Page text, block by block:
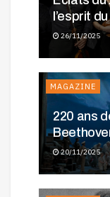
l’esprit
26/11/2025
MAGAZINE
220 ans
20/11/2025